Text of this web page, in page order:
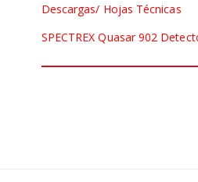
Descargas/ Hojas Técnicas
SPECTREX Quasar 902